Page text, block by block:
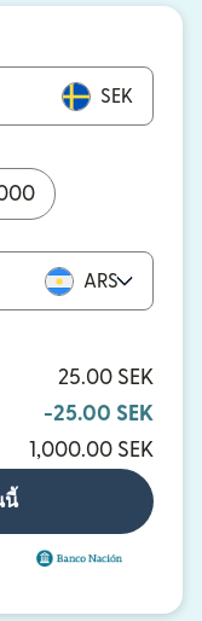
SEK
ARS
25.00 SEK
-25.00 SEK
1,000.00 SEK
นี้